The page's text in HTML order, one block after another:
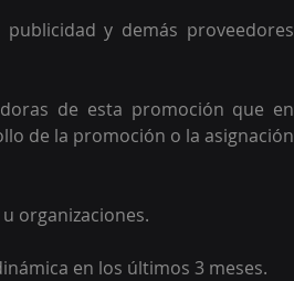
y demás proveedores
de esta promoción que en
de la promoción o la asignación
organizaciones.
en los últimos 3 meses.